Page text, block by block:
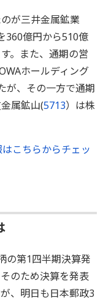
が三井金属鉱業
360億円から510億
。また、通期の営
ホールディング
が、その一方で通期
属鉱山(5713）は株
こちらからチェッ
の第1四半期決算発
のため決算を発表
、明日も日本郵政3